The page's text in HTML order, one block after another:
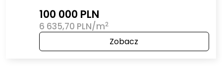
100 000 PLN
6 635,70 PLN/m2
Zobacz